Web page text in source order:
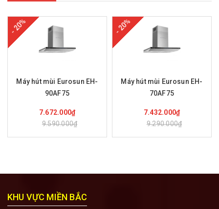
- 20%
Máy hút mùi Eurosun EH-
90AF75
7.672.000₫
9.590.000₫
- 20%
Máy hút mùi Eurosun EH-
70AF75
7.432.000₫
9.290.000₫
KHU VỰC MIỀN BẮC